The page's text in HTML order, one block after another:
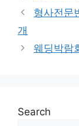
형사전문
개
웨딩박람
Search